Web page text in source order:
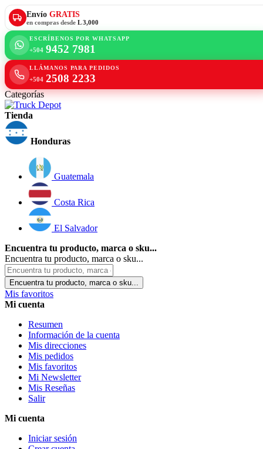
Envío GRATIS
en compras desde L 3,000
ESCRÍBENOS POR WHATSAPP
+504 9452 7981
LLÁMANOS PARA PEDIDOS
+504 2508 2233
Categorías
Tienda
Honduras
Guatemala
Costa Rica
El Salvador
Encuentra tu producto, marca o sku...
Encuentra tu producto, marca o sku...
Encuentra tu producto, marca o sku...
Mis favoritos
Mi cuenta
Resumen
Información de la cuenta
Mis direcciones
Mis pedidos
Mis favoritos
Mi Newsletter
Mis Reseñas
Salir
Mi cuenta
Iniciar sesión